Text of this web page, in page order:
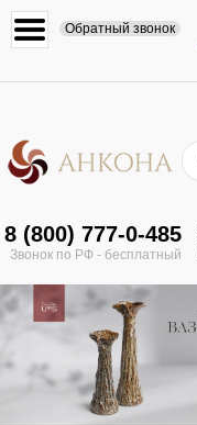
Обратный звонок
8 (800) 777-0-485
Звонок по РФ - бесплатный